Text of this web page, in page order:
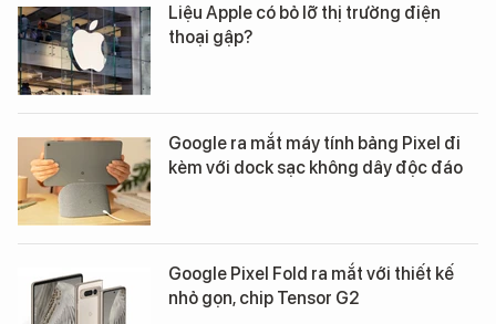
Liệu Apple có bỏ lỡ thị trường điện
thoại gập?
Google ra mắt máy tính bảng Pixel đi
kèm với dock sạc không dây độc đáo
Google Pixel Fold ra mắt với thiết kế
nhỏ gọn, chip Tensor G2